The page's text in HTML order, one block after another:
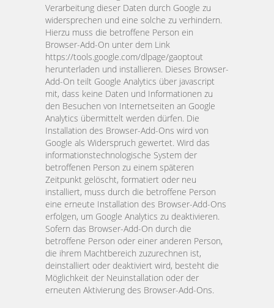
Verarbeitung dieser Daten durch Google zu
widersprechen und eine solche zu verhindern.
Hierzu muss die betroffene Person ein
Browser-Add-On unter dem Link
https://tools.google.com/dlpage/gaoptout
herunterladen und installieren. Dieses Browser-
Add-On teilt Google Analytics über javascript
mit, dass keine Daten und Informationen zu
den Besuchen von Internetseiten an Google
Analytics übermittelt werden dürfen. Die
Installation des Browser-Add-Ons wird von
Google als Widerspruch gewertet. Wird das
informationstechnologische System der
betroffenen Person zu einem späteren
Zeitpunkt gelöscht, formatiert oder neu
installiert, muss durch die betroffene Person
eine erneute Installation des Browser-Add-Ons
erfolgen, um Google Analytics zu deaktivieren.
Sofern das Browser-Add-On durch die
betroffene Person oder einer anderen Person,
die ihrem Machtbereich zuzurechnen ist,
deinstalliert oder deaktiviert wird, besteht die
Möglichkeit der Neuinstallation oder der
erneuten Aktivierung des Browser-Add-Ons.